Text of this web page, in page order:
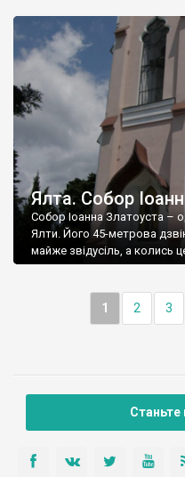
Ялта. Собор
Собор Іоанна Златоуста –
Ялти. Його 45-метрова
майже звідусіль, а колись
1 2 3